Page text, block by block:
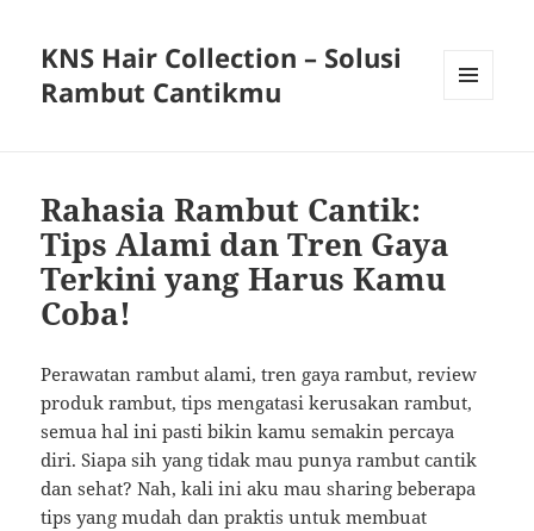
KNS Hair Collection – Solusi
Rambut Cantikmu
Rahasia Rambut Cantik:
Tips Alami dan Tren Gaya
Terkini yang Harus Kamu
Coba!
Perawatan rambut alami, tren gaya rambut, review
produk rambut, tips mengatasi kerusakan rambut,
semua hal ini pasti bikin kamu semakin percaya
diri. Siapa sih yang tidak mau punya rambut cantik
dan sehat? Nah, kali ini aku mau sharing beberapa
tips yang mudah dan praktis untuk membuat